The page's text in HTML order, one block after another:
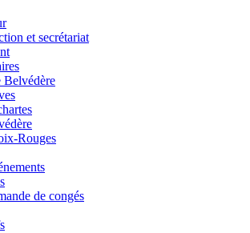
et secrétariat
Belvédère
Rouges
de congés